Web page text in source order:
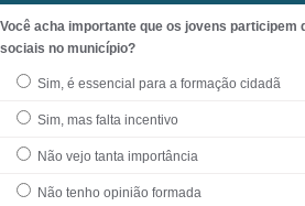
Você acha importante que os jovens participem
sociais no município?
Sim, é essencial para a formação cidadã
Sim, mas falta incentivo
Não vejo tanta importância
Não tenho opinião formada